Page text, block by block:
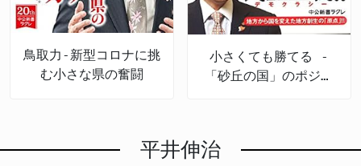
鳥取力-新型コロナに挑
む小さな県の奮闘
小さくても勝てる -
「砂丘の国」のポジテ
平井伸治